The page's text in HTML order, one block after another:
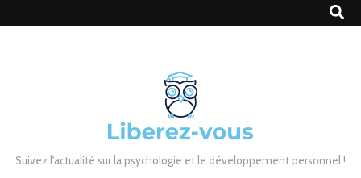
Suivez l'actualité sur la psychologie et le développement personnel !